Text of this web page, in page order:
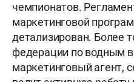
чемпионатов.
маркетинговой
детализирован. Более
федерации по водным
маркетинговый агент,